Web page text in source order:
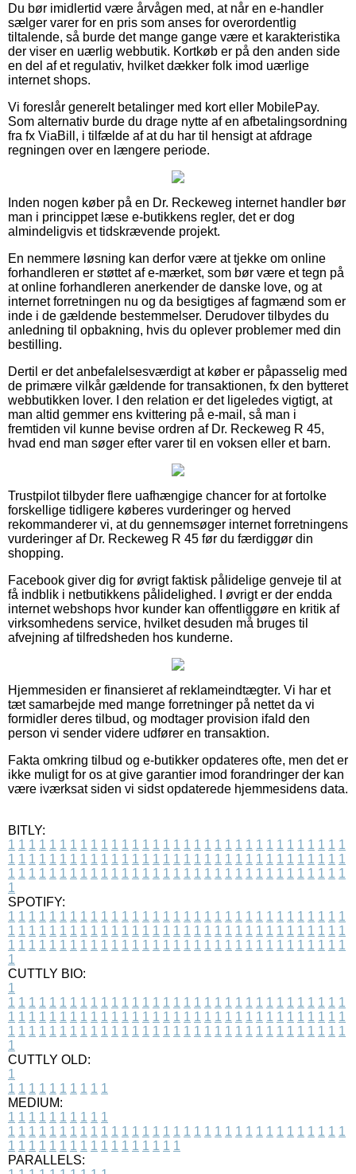
Du bør imidlertid være årvågen med, at når en e-handler
sælger varer for en pris som anses for overordentlig
tiltalende, så burde det mange gange være et karakteristika
der viser en uærlig webbutik. Kortkøb er på den anden side
en del af et regulativ, hvilket dækker folk imod uærlige
internet shops.
Vi foreslår generelt betalinger med kort eller MobilePay.
Som alternativ burde du drage nytte af en afbetalingsordning
fra fx ViaBill, i tilfælde af at du har til hensigt at afdrage
regningen over en længere periode.
Inden nogen køber på en Dr. Reckeweg internet handler bør
man i princippet læse e-butikkens regler, det er dog
almindeligvis et tidskrævende projekt.
En nemmere løsning kan derfor være at tjekke om online
forhandleren er støttet af e-mærket, som bør være et tegn på
at online forhandleren anerkender de danske love, og at
internet forretningen nu og da besigtiges af fagmænd som er
inde i de gældende bestemmelser. Derudover tilbydes du
anledning til opbakning, hvis du oplever problemer med din
bestilling.
Dertil er det anbefalelsesværdigt at køber er påpasselig med
de primære vilkår gældende for transaktionen, fx den bytteret
webbutikken lover. I den relation er det ligeledes vigtigt, at
man altid gemmer ens kvittering på e-mail, så man i
fremtiden vil kunne bevise ordren af Dr. Reckeweg R 45,
hvad end man søger efter varer til en voksen eller et barn.
Trustpilot tilbyder flere uafhængige chancer for at fortolke
forskellige tidligere køberes vurderinger og herved
rekommanderer vi, at du gennemsøger internet forretningens
vurderinger af Dr. Reckeweg R 45 før du færdiggør din
shopping.
Facebook giver dig for øvrigt faktisk pålidelige genveje til at
få indblik i netbutikkens pålidelighed. I øvrigt er der endda
internet webshops hvor kunder kan offentliggøre en kritik af
virksomhedens service, hvilket desuden må bruges til
afvejning af tilfredsheden hos kunderne.
Hjemmesiden er finansieret af reklameindtægter. Vi har et
tæt samarbejde med mange forretninger på nettet da vi
formidler deres tilbud, og modtager provision ifald den
person vi sender videre udfører en transaktion.
Fakta omkring tilbud og e-butikker opdateres ofte, men det er
ikke muligt for os at give garantier imod forandringer der kan
være iværksat siden vi sidst opdaterede hjemmesidens data.
BITLY:
1 1 1 1 1 1 1 1 1 1 1 1 1 1 1 1 1 1 1 1 1 1 1 1 1 1 1 1 1 1 1 1 1
1 1 1 1 1 1 1 1 1 1 1 1 1 1 1 1 1 1 1 1 1 1 1 1 1 1 1 1 1 1 1 1 1
1 1 1 1 1 1 1 1 1 1 1 1 1 1 1 1 1 1 1 1 1 1 1 1 1 1 1 1 1 1 1 1 1
1
SPOTIFY:
1 1 1 1 1 1 1 1 1 1 1 1 1 1 1 1 1 1 1 1 1 1 1 1 1 1 1 1 1 1 1 1 1
1 1 1 1 1 1 1 1 1 1 1 1 1 1 1 1 1 1 1 1 1 1 1 1 1 1 1 1 1 1 1 1 1
1 1 1 1 1 1 1 1 1 1 1 1 1 1 1 1 1 1 1 1 1 1 1 1 1 1 1 1 1 1 1 1 1
1
CUTTLY BIO:
1
1 1 1 1 1 1 1 1 1 1 1 1 1 1 1 1 1 1 1 1 1 1 1 1 1 1 1 1 1 1 1 1 1
1 1 1 1 1 1 1 1 1 1 1 1 1 1 1 1 1 1 1 1 1 1 1 1 1 1 1 1 1 1 1 1 1
1 1 1 1 1 1 1 1 1 1 1 1 1 1 1 1 1 1 1 1 1 1 1 1 1 1 1 1 1 1 1 1 1
1
CUTTLY OLD:
1
1 1 1 1 1 1 1 1 1 1
MEDIUM:
1 1 1 1 1 1 1 1 1 1
1 1 1 1 1 1 1 1 1 1 1 1 1 1 1 1 1 1 1 1 1 1 1 1 1 1 1 1 1 1 1 1 1
1 1 1 1 1 1 1 1 1 1 1 1 1 1 1 1 1
PARALLELS: